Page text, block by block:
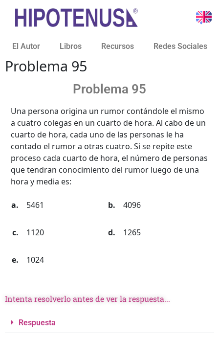
El Autor Libros Recursos Redes Sociales
Problema 95
Problema 95
Una persona origina un rumor contándole el mismo
a cuatro colegas en un cuarto de hora. Al cabo de un
cuarto de hora, cada uno de las personas le ha
contado el rumor a otras cuatro. Si se repite este
proceso cada cuarto de hora, el número de personas
que tendran conocimiento del rumor luego de una
hora y media es:
5461 4096
1120 1265
1024
Intenta resolverlo antes de ver la respuesta...
Respuesta